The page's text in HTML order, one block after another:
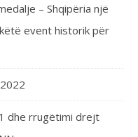
– Shqipëria një
event historik për
dhe rrugëtimi drejt